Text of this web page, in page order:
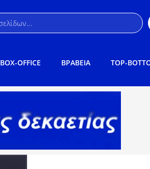
BOX-OFFICE ΒΡΑΒΕΙΑ TOP-